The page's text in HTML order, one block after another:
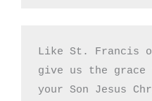
Like St. Francis
give us the
your Son Jesus